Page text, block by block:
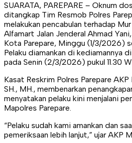
SUARATA, PAREPARE – Oknum
ditangkap Tim Resmob Polres
melakukan pencabulan terhadap
Alfamart Jalan Jenderal Ahmad
Kota Parepare, Minggu (1/3/2026)
Pelaku diamankan di kediamannya
pada Senin (2/3/2026) pukul 11.30
Kasat Reskrim Polres Parepare
SH., MH., membenarkan
menyatakan pelaku kini menjalani
Mapolres Parepare.
“Pelaku sudah kami amankan dan
pemeriksaan lebih lanjut,” ujar AKP